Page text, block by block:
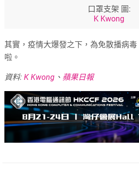
口罩支架 圖:
K Kwong
其實，疫情大爆發之下，為免散播病
啦。
資料:K Kwong 、 蘋果日報